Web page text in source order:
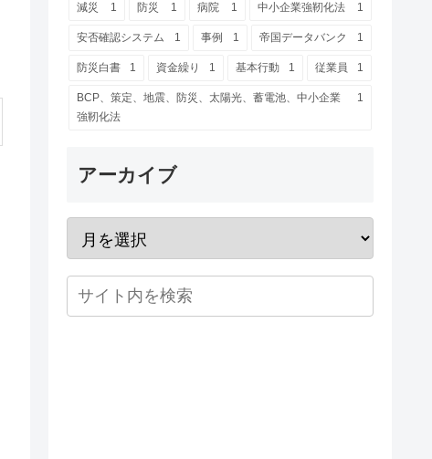
減災 1 防災 1 病院 1 中小企業強靭化法 1
安否確認システム 1 事例 1 帝国データバンク 1
防災白書 1 資金繰り 1 基本行動 1 従業員 1
BCP、策定、地震、防災、太陽光、蓄電池、中小企業
強靭化法
1
アーカイブ